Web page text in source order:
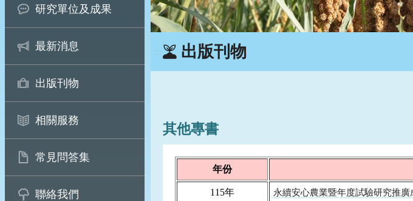
研究單位及成果
最新消息
出版刊物
相關服務
常見問答集
聯絡我們
::: 出版刊物
其他專書
年份
115年 永續安心農業暨年度試驗研究推廣